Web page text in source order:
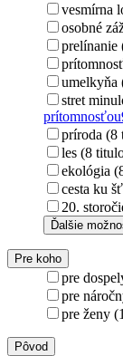
vesmírna
osobné
prelínanie
umelkyňa
stret
prítomnosťou
príroda (8
les (8
ekológia
cesta ku
20.
Ďalšie
Pre koho
pre
pre
pre ženy
Pôvod